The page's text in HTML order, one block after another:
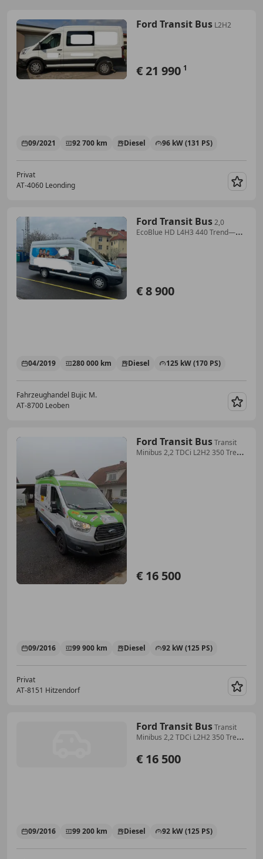
Ford Transit Bus L2H2
€ 21 990 1
09/2021 92 700 km Diesel 96 kW (131 PS)
Privat
AT-4060 Leonding
Ford Transit Bus2,0
EcoBlue HD L4H3 440 Trend—
€ 8 900
04/2019 280 000 km Diesel 125 kW (170 PS)
Fahrzeughandel Bujic M.
AT-8700 Leoben
Ford Transit BusTransit
Minibus 2,2 TDCi L2H2 350 Trend
€ 16 500
09/2016 99 900 km Diesel 92 kW (125 PS)
Privat
AT-8151 Hitzendorf
Ford Transit BusTransit
Minibus 2,2 TDCi L2H2 350 Trend
€ 16 500
09/2016 99 200 km Diesel 92 kW (125 PS)